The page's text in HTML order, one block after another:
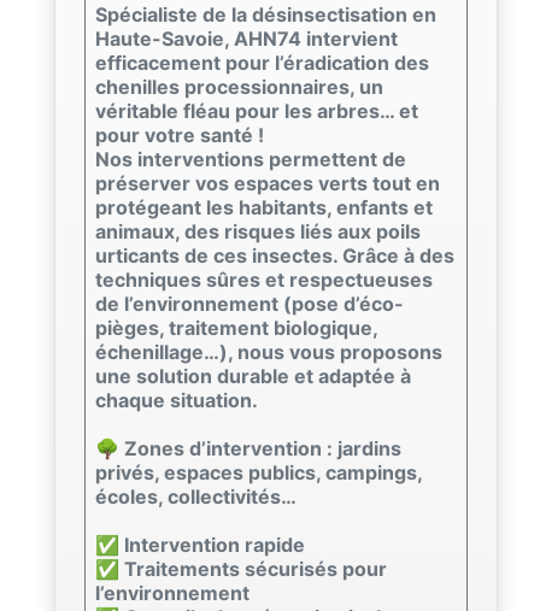
Spécialiste de la désinsectisation en
Haute-Savoie, AHN74 intervient
efficacement pour l’éradication des
chenilles processionnaires, un
véritable fléau pour les arbres… et
pour votre santé !
Nos interventions permettent de
préserver vos espaces verts tout en
protégeant les habitants, enfants et
animaux, des risques liés aux poils
urticants de ces insectes. Grâce à des
techniques sûres et respectueuses
de l’environnement (pose d’éco-
pièges, traitement biologique,
échenillage…), nous vous proposons
une solution durable et adaptée à
chaque situation.
🌳 Zones d’intervention : jardins
privés, espaces publics, campings,
écoles, collectivités…
✅ Intervention rapide
✅ Traitements sécurisés pour
l’environnement